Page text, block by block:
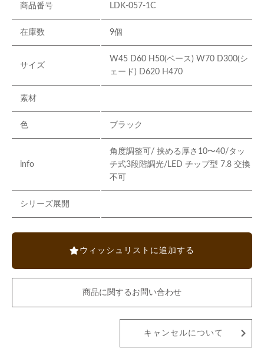
商品番号 LDK-057-1C
在庫数 9個
サイズ
W45 D60 H50(ベース) W70 D300(シ
ェード) D620 H470
素材
色 ブラック
info
角度調整可/ 挟める厚さ10〜40/タッ
チ式3段階調光/LED チップ型 7.8 交換
不可
シリーズ展開
ウィッシュリストに追加する
商品に関するお問い合わせ
キャンセルについて